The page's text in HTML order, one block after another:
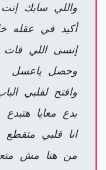
واللي سابك إنت
أكيد في عقله
إنسى اللي فات
وحصل ياعسل
وافتح لقلبي
بدع معايا هتبدع
انا قلبي متقطع
من هنا مش